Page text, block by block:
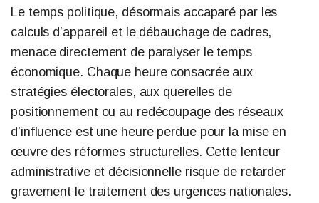
Le temps politique, désormais accaparé par les
calculs d’appareil et le débauchage de cadres,
menace directement de paralyser le temps
économique. Chaque heure consacrée aux
stratégies électorales, aux querelles de
positionnement ou au redécoupage des réseaux
d’influence est une heure perdue pour la mise en
œuvre des réformes structurelles. Cette lenteur
administrative et décisionnelle risque de retarder
gravement le traitement des urgences nationales.